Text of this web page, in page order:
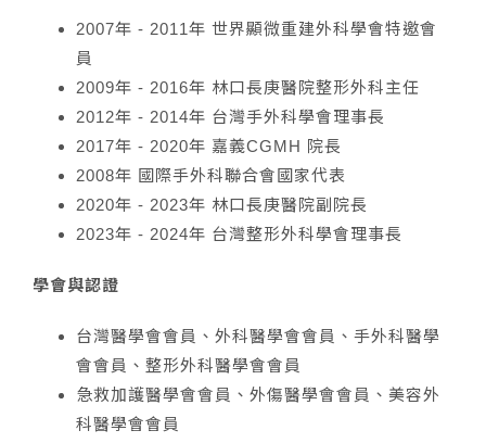
2007年 - 2011年 世界顯微重建外科學會特邀會
員
2009年 - 2016年 林口長庚醫院整形外科主任
2012年 - 2014年 台灣手外科學會理事長
2017年 - 2020年 嘉義CGMH 院長
2008年 國際手外科聯合會國家代表
2020年 - 2023年 林口長庚醫院副院長
2023年 - 2024年 台灣整形外科學會理事長
學會與認證
台灣醫學會會員、外科醫學會會員、手外科醫學
會會員、整形外科醫學會會員
急救加護醫學會會員、外傷醫學會會員、美容外
科醫學會會員